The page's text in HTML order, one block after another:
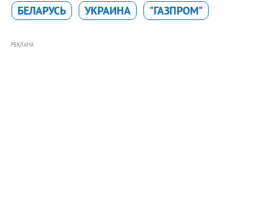
БЕЛАРУСЬ УКРАИНА "ГАЗПРОМ"
РЕКЛАМА